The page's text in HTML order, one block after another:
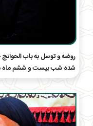
روضه و توسل به باب
شده شب بیست و ششم ماه